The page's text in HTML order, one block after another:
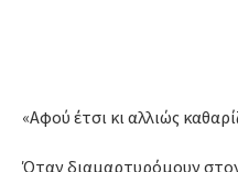
«Αφού έτσι κι αλλιώς
Όταν διαμαρτυρόμουν στον